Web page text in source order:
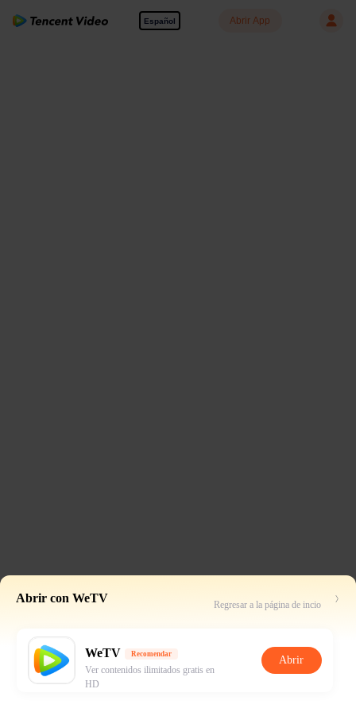
Español Abrir App
Abrir con WeTV Regresar a la página de incio
WeTV Recomendar
Ver contenidos ilimitados gratis en
HD
Abrir